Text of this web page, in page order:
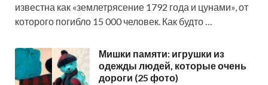
известна как «землетрясение 1792 года и цунами», от
которого погибло 15 000 человек. Как будто …
Мишки памяти: игрушки из
одежды людей, которые очень
дороги (25 фото)